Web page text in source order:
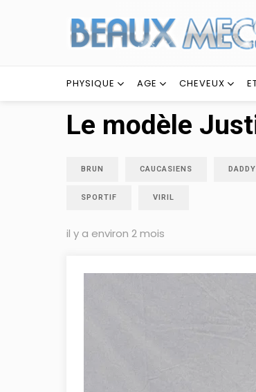
PHYSIQUE AGE CHEVEUX
Le modèle
BRUN CAUCASIENS
SPORTIF VIRIL
il y a environ 2 mois